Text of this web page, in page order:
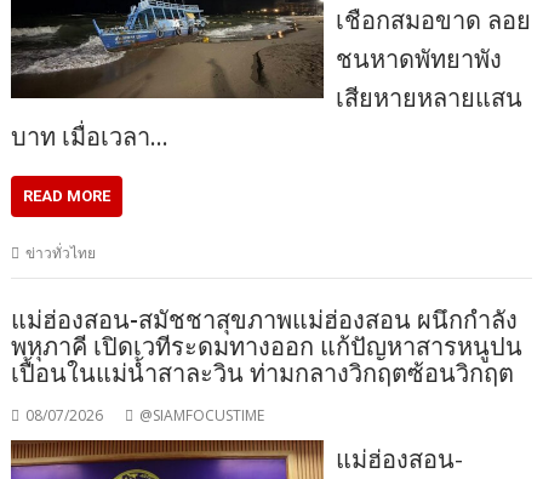
เชือกสมอขาด ลอย
ชนหาดพัทยาพัง
เสียหายหลายแสน
บาท เมื่อเวลา…
READ MORE
ข่าวทั่วไทย
แม่ฮ่องสอน-สมัชชาสุขภาพแม่ฮ่องสอน ผนึกกำลัง
พหุภาคี เปิดเวทีระดมทางออก แก้ปัญหาสารหนูปน
เปื้อนในแม่น้ำสาละวิน ท่ามกลางวิกฤตซ้อนวิกฤต
08/07/2026 @SIAMFOCUSTIME
แม่ฮ่องสอน-